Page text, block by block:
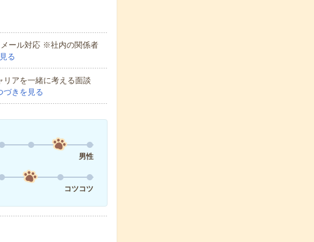
メール対応 ※社内の関係者
る
リアを一緒に考える面談
づきを見る
男性
コツコツ